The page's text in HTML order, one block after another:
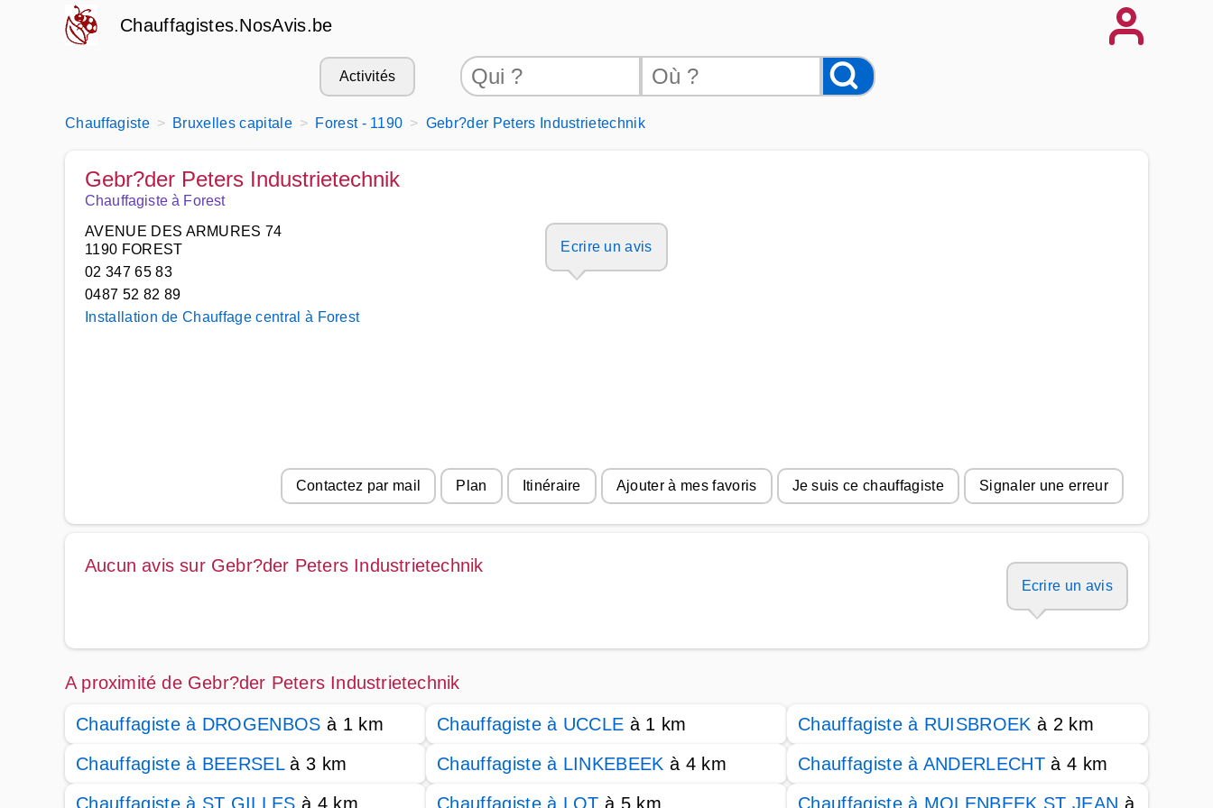
Chauffagistes.NosAvis.be
Activités
Chauffagiste Bruxelles capitale Forest - 1190 Gebr?der Peters Industrietechnik
Gebr?der Peters Industrietechnik
Chauffagiste à Forest
AVENUE DES ARMURES 74
1190 FOREST
02 347 65 83
0487 52 82 89
Installation de Chauffage central à Forest
Ecrire un avis
Contactez par mail Plan Itinéraire Ajouter à mes favoris Je suis ce chauffagiste Signaler une erreur
Aucun avis sur Gebr?der Peters Industrietechnik
Ecrire un avis
A proximité de Gebr?der Peters Industrietechnik
Chauffagiste à DROGENBOS à 1 km Chauffagiste à UCCLE à 1 km Chauffagiste à RUISBROEK à 2 km
Chauffagiste à BEERSELà 3 km Chauffagiste à LINKEBEEK à 4 km Chauffagiste à ANDERLECHT à 4 km
Chauffagiste à ST GILLES à 4 km Chauffagiste à LOT à 5 km Chauffagiste à MOLENBEEK ST JEAN à